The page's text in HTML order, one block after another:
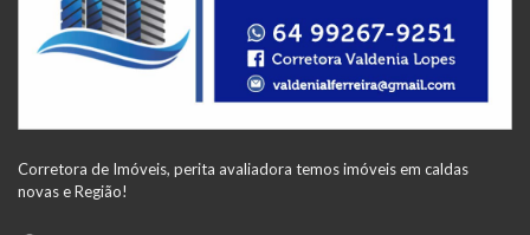
Corretora de Imóveis, perita avaliadora temos imóveis em caldas
novas e Região!